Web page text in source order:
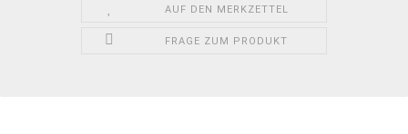
AUF DEN MERKZETTEL
FRAGE ZUM PRODUKT